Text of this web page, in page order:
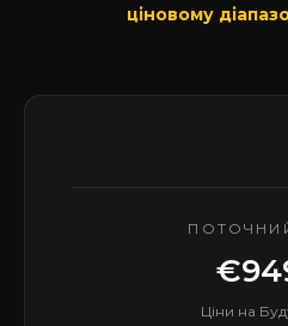
ціновому
Ціни на